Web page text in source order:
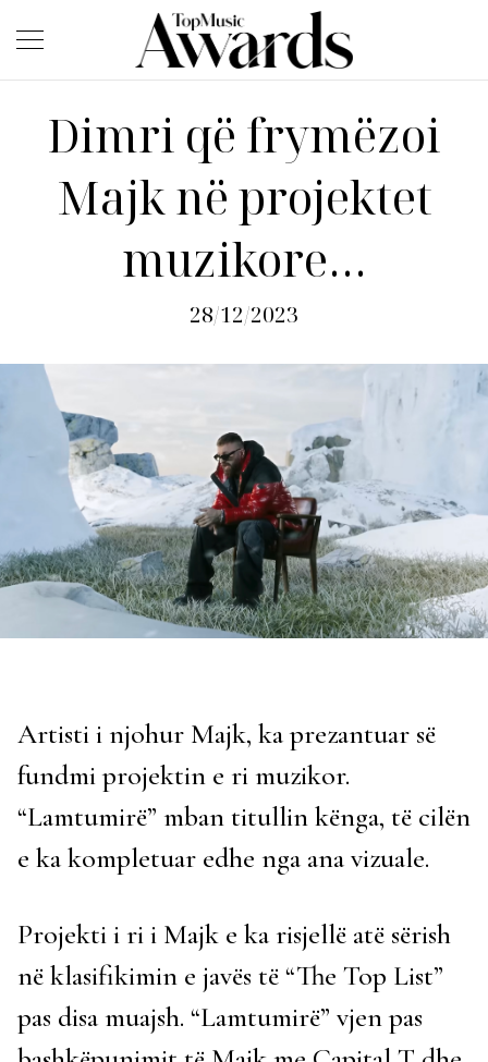
Dimri që frymëzoi
Majk në projektet
muzikore…
28/12/2023
Artisti i njohur Majk, ka prezantuar së
fundmi projektin e ri muzikor.
“Lamtumirë” mban titullin kënga, të cilën
e ka kompletuar edhe nga ana vizuale.
Projekti i ri i Majk e ka risjellë atë sërish
në klasifikimin e javës të “The Top List”
pas disa muajsh. “Lamtumirë” vjen pas